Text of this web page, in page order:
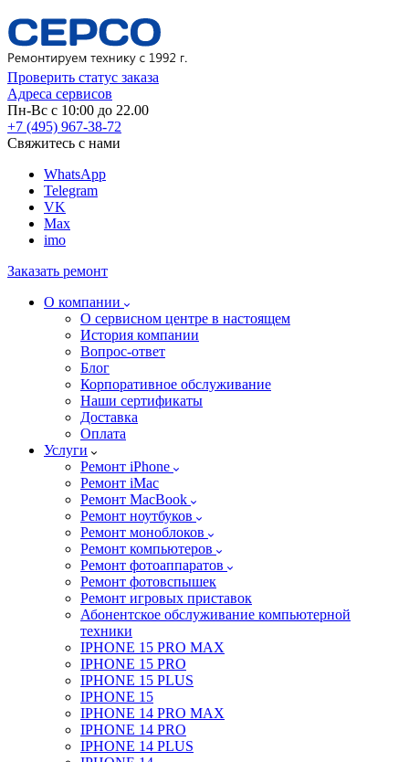
Проверить статус заказа
Адреса сервисов
Пн-Вс с 10:00 до 22.00
+7 (495) 967-38-72
Свяжитесь с нами
WhatsApp
Telegram
VK
Max
imo
Заказать ремонт
О компании
О сервисном центре в настоящем
История компании
Вопрос-ответ
Блог
Корпоративное обслуживание
Наши сертификаты
Доставка
Оплата
Услуги
Ремонт iPhone
Ремонт iMac
Ремонт MacBook
Ремонт ноутбуков
Ремонт моноблоков
Ремонт компьютеров
Ремонт фотоаппаратов
Ремонт фотовспышек
Ремонт игровых приставок
Абонентское обслуживание компьютерной
техники
IPHONE 15 PRO MAX
IPHONE 15 PRO
IPHONE 15 PLUS
IPHONE 15
IPHONE 14 PRO MAX
IPHONE 14 PRO
IPHONE 14 PLUS